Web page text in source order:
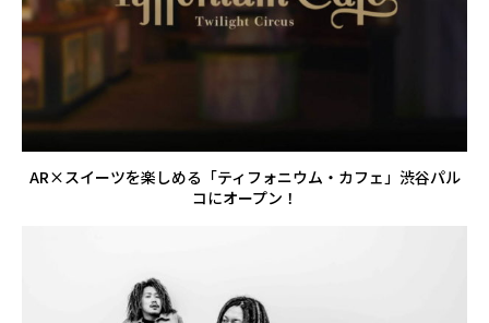
AR×スイーツを楽しめる「ティフォニウム・カフェ」渋谷パル
コにオープン！